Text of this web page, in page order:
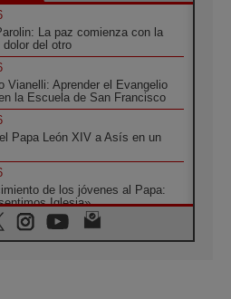
La paz comienza con la
del otro
Vianelli: Aprender el Evangelio
la Escuela de San Francisco
Papa León XIV a Asís en un
de los jóvenes al Papa:
Iglesia»
los coloquios en Roma en